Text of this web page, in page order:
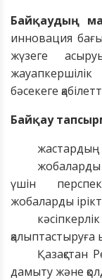
Байқаудың
инновация
жүзеге
бәсекеге
Байқау
жастардың
үшін
жобаларды
қалыптастыруға
Қазақстан
дамыту және